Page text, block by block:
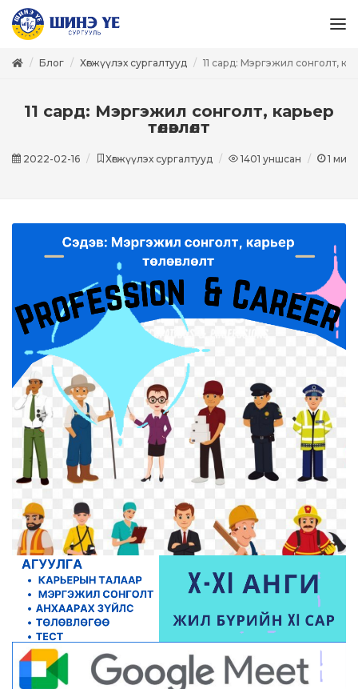
Блог Хөгжүүлэх сургалтууд 11 сард: Мэргэжил сонголт,
11 сард: Мэргэжил сонголт, карьер
төлөвлөлт
2022-02-16 Хөгжүүлэх сургалтууд 1401 уншсан 1